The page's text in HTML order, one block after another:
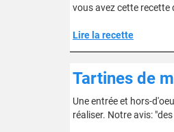
vous avez cette recette
Lire la recette
Tartines de
Une entrée et hors-
réaliser. Notre avis: